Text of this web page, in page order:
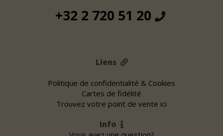
+32 2 720 51 20
Liens
Politique de confidentialité & Cookies
Cartes de fidélité
Trouvez votre point de vente ici
Info